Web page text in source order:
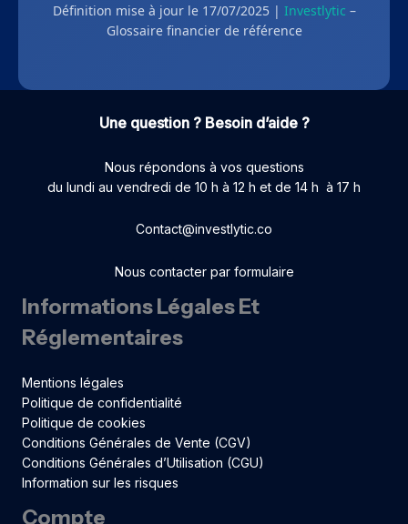
Définition mise à jour le 17/07/2025 | Investlytic –
Glossaire financier de référence
Une question ? Besoin d’aide ?
Nous répondons à vos questions
du lundi au vendredi de 10 h à 12 h et de 14 h à 17 h
Contact@investlytic.co
Nous contacter par formulaire
Informations Légales Et
Réglementaires
Mentions légales
Politique de confidentialité
Politique de cookies
Conditions Générales de Vente (CGV)
Conditions Générales d’Utilisation (CGU)
Information sur les risques
Compte